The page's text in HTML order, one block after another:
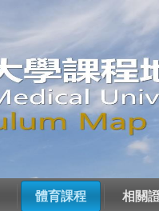
體育課程 相關